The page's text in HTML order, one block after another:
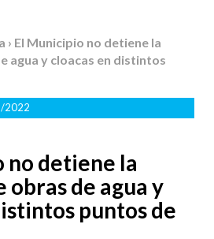
› El Municipio no detiene la
agua y cloacas en distintos
2022
no detiene la
obras de agua y
puntos de